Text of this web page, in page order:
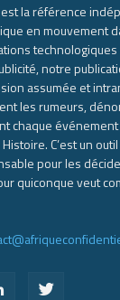
la référence
en mouvement
notre
assumée et
les rumeurs,
chaque
C’est un outil
pour les
quiconque veut